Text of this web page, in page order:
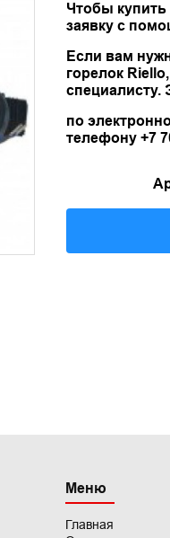
Чтобы купить
заявку с
Если вам
горелок
специалисту.
по
телефону +7
Меню
Главная